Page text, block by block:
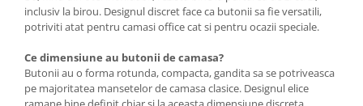
inclusiv la birou. Designul discret face ca butonii sa fie versatili,
potriviti atat pentru camasi office cat si pentru ocazii speciale.
Ce dimensiune au butonii de camasa?
Butonii au o forma rotunda, compacta, gandita sa se potriveasca
pe majoritatea mansetelor de camasa clasice. Designul elice